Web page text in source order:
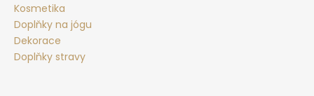
Kosmetika
Doplňky na jógu
Dekorace
Doplňky stravy